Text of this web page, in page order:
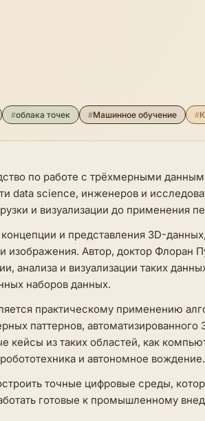
#облака точек #Машинное обучение #
по работе с трёхмерными
data science, инженеров и
и визуализации до применения
и представления 3D-
изображения. Автор, доктор Флоран
анализа и визуализации таких
наборов данных.
практическому применению
паттернов,
кейсы из таких областей, как
и автономное вождение.
точные цифровые среды,
готовые к промышленному